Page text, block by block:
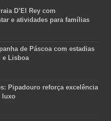
D’El Rey com
e atividades para famílias
de Páscoa com estadias
e Lisboa
Pipadouro reforça excelência
luxo